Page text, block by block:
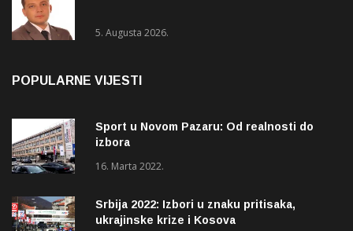
5. Augusta 2026.
POPULARNE VIJESTI
Sport u Novom Pazaru: Od realnosti do
izbora
16. Marta 2022.
Srbija 2022: Izbori u znaku pritisaka,
ukrajinske krize i Kosova